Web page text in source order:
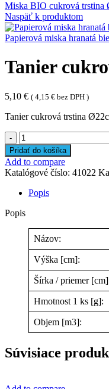
Miska BIO cukrová trstina
Naspäť k produktom
Papierová miska hranatá
Tanier
5,10 € ( 4,15 € bez DPH )
Tanier cukrová trstina
množstvo
Tanier
cukrová
trstina
Ø22cm
[50
ks]
Pridať do košíka
Add to compare
Katalógové číslo: 41022
Popis
Popis
Názov:
Výška [cm]:
Šírka / priemer
Hmotnost 1 ks [g]:
Objem [m3]:
Súvisiace